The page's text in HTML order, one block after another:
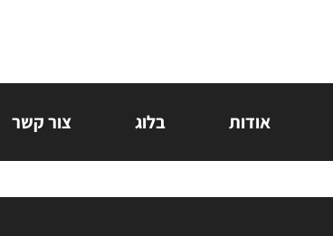
אודות בלוג צור קשר